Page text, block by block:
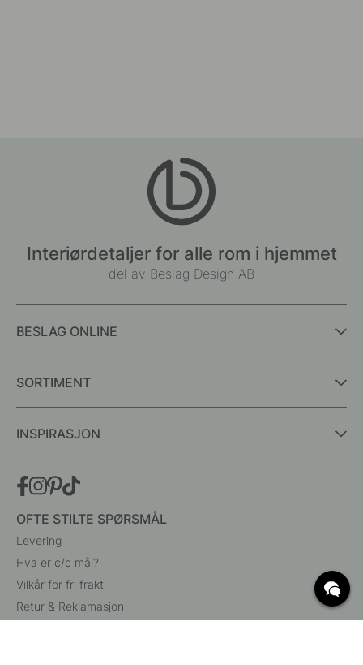
Interiørdetaljer for alle rom i hjemmet
del av Beslag Design AB
BESLAG ONLINE
SORTIMENT
INSPIRASJON
OFTE STILTE SPØRSMÅL
Levering
Hva er c/c mål?
Vilkår for fri frakt
Retur & Reklamasjon